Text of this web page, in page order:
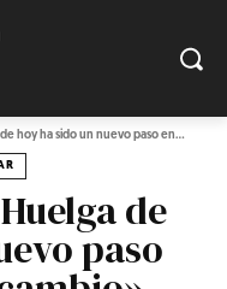
hoy ha sido un nuevo paso en...
de
paso